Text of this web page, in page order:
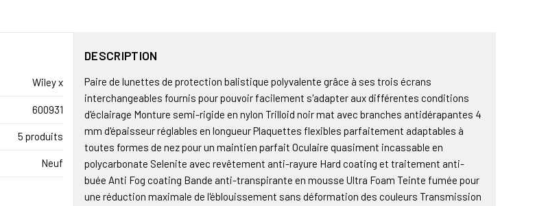
Wiley x
600931
5 produits
Neuf
DESCRIPTION
Paire de lunettes de protection balistique polyvalente grâce à ses trois écrans
interchangeables fournis pour pouvoir facilement s'adapter aux différentes conditions
d'éclairage Monture semi-rigide en nylon Trilloid noir mat avec branches antidérapantes 4
mm d'épaisseur réglables en longueur Plaquettes flexibles parfaitement adaptables à
toutes formes de nez pour un maintien parfait Oculaire quasiment incassable en
polycarbonate Selenite avec revêtement anti-rayure Hard coating et traitement anti-
buée Anti Fog coating Bande anti-transpirante en mousse Ultra Foam Teinte fumée pour
une réduction maximale de l'éblouissement sans déformation des couleurs Transmission